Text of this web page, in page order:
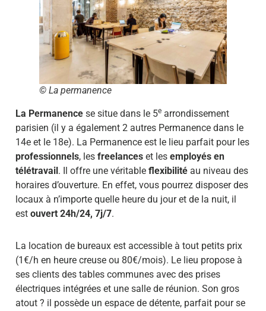
© La permanence
La Permanence se situe dans le 5e arrondissement
parisien (il y a également 2 autres Permanence dans le
14e et le 18e). La Permanence est le lieu parfait pour les
professionnels, les freelances et les employés en
télétravail . Il offre une véritable flexibilité au niveau des
horaires d’ouverture. En effet, vous pourrez disposer des
locaux à n’importe quelle heure du jour et de la nuit, il
est ouvert 24h/24, 7j/7.
La location de bureaux est accessible à tout petits prix
(1€/h en heure creuse ou 80€/mois). Le lieu propose à
ses clients des tables communes avec des prises
électriques intégrées et une salle de réunion. Son gros
atout ? il possède un espace de détente, parfait pour se